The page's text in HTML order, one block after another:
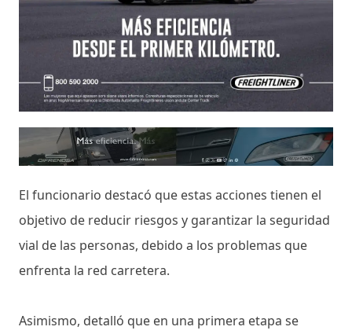
El funcionario destacó que estas acciones tienen el
objetivo de reducir riesgos y garantizar la seguridad
vial de las personas, debido a los problemas que
enfrenta la red carretera.
Asimismo, detalló que en una primera etapa se